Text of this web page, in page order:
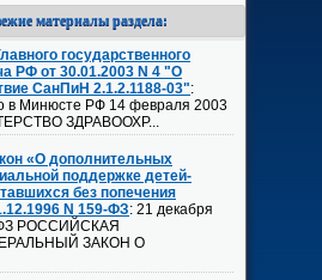
материалы раздела:
государственного
РФ от 30.01.2003 N 4 "О
СанПиН 2.1.2.1188-03":
в Минюсте РФ 14 февраля 2003
ЗДРАВООХР...
«О дополнительных
поддержке детей-
без попечения
N 159-ФЗ: 21 декабря
РОССИЙСКАЯ
ЗАКОН О